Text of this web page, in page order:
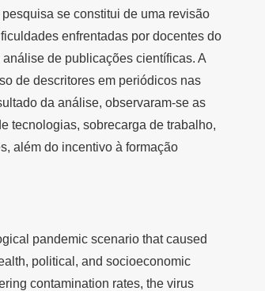
se constitui de uma revisão
enfrentadas por docentes do
de publicações científicas. A
de descritores em periódicos nas
da análise, observaram-se as
tecnologias, sobrecarga de trabalho,
além do incentivo à formação
pandemic scenario that caused
political, and socioeconomic
contamination rates, the virus